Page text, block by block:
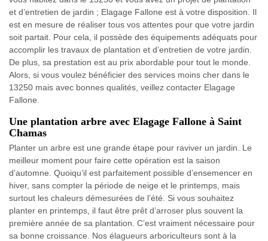
et d’entretien de jardin ; Elagage Fallone est à votre disposition. Il
est en mesure de réaliser tous vos attentes pour que votre jardin
soit partait. Pour cela, il possède des équipements adéquats pour
accomplir les travaux de plantation et d’entretien de votre jardin.
De plus, sa prestation est au prix abordable pour tout le monde.
Alors, si vous voulez bénéficier des services moins cher dans le
13250 mais avec bonnes qualités, veillez contacter Elagage
Fallone.
Une plantation arbre avec Elagage Fallone à Saint
Chamas
Planter un arbre est une grande étape pour raviver un jardin. Le
meilleur moment pour faire cette opération est la saison
d’automne. Quoiqu’il est parfaitement possible d’ensemencer en
hiver, sans compter la période de neige et le printemps, mais
surtout les chaleurs démesurées de l’été. Si vous souhaitez
planter en printemps, il faut être prêt d’arroser plus souvent la
première année de sa plantation. C’est vraiment nécessaire pour
sa bonne croissance. Nos élagueurs arboriculteurs sont à la